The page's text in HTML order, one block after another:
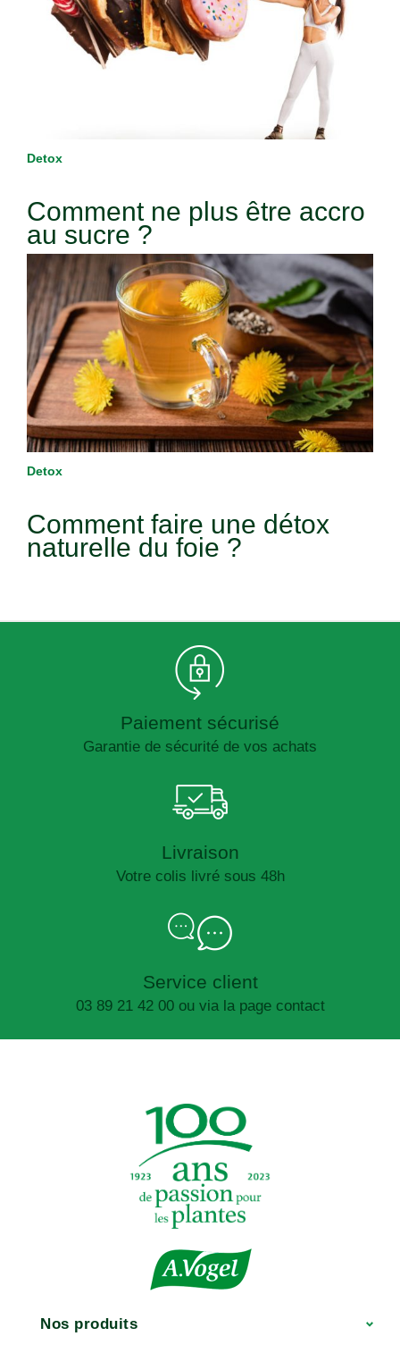
Detox
Comment ne plus être accro
au sucre ?
Detox
Comment faire une détox
naturelle du foie ?
Paiement sécurisé
Garantie de sécurité de vos achats
Livraison
Votre colis livré sous 48h
Service client
03 89 21 42 00 ou via la page contact
Nos produits